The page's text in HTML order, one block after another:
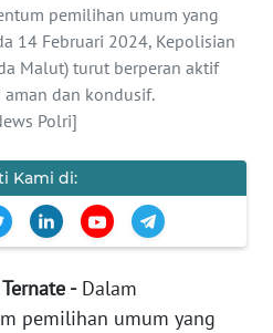
pemilihan umum yang
14 Februari 2024, Kepolisian
Malut) turut berperan aktif
dan kondusif.
Polri]
Kami di:
Ternate -Dalam
pemilihan umum yang